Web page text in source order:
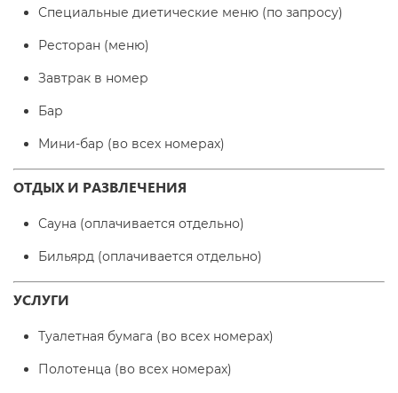
Специальные диетические меню (по запросу)
Ресторан (меню)
Завтрак в номер
Бар
Мини-бар (во всех номерах)
ОТДЫХ И РАЗВЛЕЧЕНИЯ
Сауна (оплачивается отдельно)
Бильярд (оплачивается отдельно)
УСЛУГИ
Туалетная бумага (во всех номерах)
Полотенца (во всех номерах)